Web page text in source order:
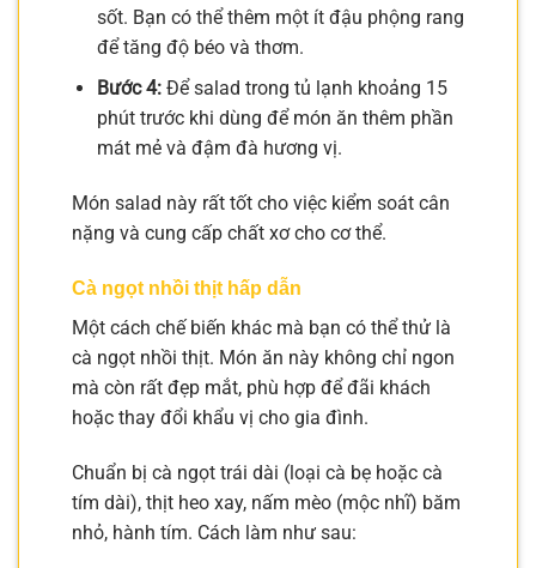
sốt. Bạn có thể thêm một ít đậu phộng rang
để tăng độ béo và thơm.
Bước 4:Để salad trong tủ lạnh khoảng 15
phút trước khi dùng để món ăn thêm phần
mát mẻ và đậm đà hương vị.
Món salad này rất tốt cho việc kiểm soát cân
nặng và cung cấp chất xơ cho cơ thể.
Cà ngọt nhồi thịt hấp dẫn
Một cách chế biến khác mà bạn có thể thử là
cà ngọt nhồi thịt. Món ăn này không chỉ ngon
mà còn rất đẹp mắt, phù hợp để đãi khách
hoặc thay đổi khẩu vị cho gia đình.
Chuẩn bị cà ngọt trái dài (loại cà bẹ hoặc cà
tím dài), thịt heo xay, nấm mèo (mộc nhĩ) băm
nhỏ, hành tím. Cách làm như sau: